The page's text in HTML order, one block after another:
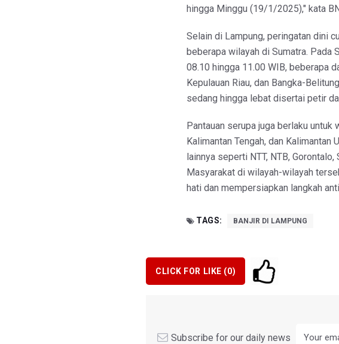
hingga Minggu (19/1/2025)," kata
Selain di Lampung, peringatan dini
beberapa wilayah di Sumatra. Pada
08.10 hingga 11.00 WIB, beberapa
Kepulauan Riau, dan Bangka-
sedang hingga lebat disertai petir
Pantauan serupa juga berlaku untuk
Kalimantan Tengah, dan Kalimantan
lainnya seperti NTT, NTB,
Masyarakat di wilayah-wilayah
hati dan mempersiapkan langkah
TAGS: BANJIR DI LAMPUNG
CLICK FOR LIKE (0)
Subscribe for our daily news